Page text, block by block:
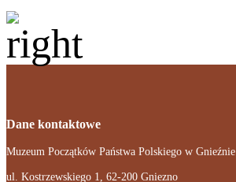
Dane kontaktowe
Muzeum Początków Państwa Polskiego w Gnieźnie
ul. Kostrzewskiego 1, 62-200 Gniezno